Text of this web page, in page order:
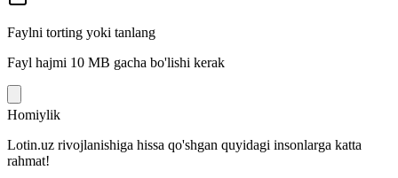
Faylni torting yoki tanlang
Fayl hajmi 10 MB gacha bo'lishi kerak
Homiylik
Lotin.uz rivojlanishiga hissa qo'shgan quyidagi insonlarga katta
rahmat!